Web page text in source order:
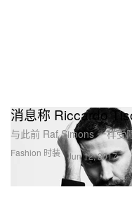
Fashion 时装
消息称 Riccardo
与此前 Raf Simons 一样受
Jun 12, 2017